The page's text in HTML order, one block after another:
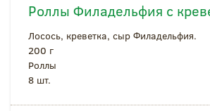
Роллы Филадельфия с
Лосось, креветка, сыр Филадельфия.
200 г
Роллы
8 шт.